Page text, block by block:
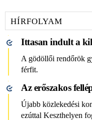
HÍRFOLYAM
Ittasan indult a
A gödöllői rendőrök
férfit.
Az erőszakos
Újabb közlekedési
ezúttal Keszthelyen